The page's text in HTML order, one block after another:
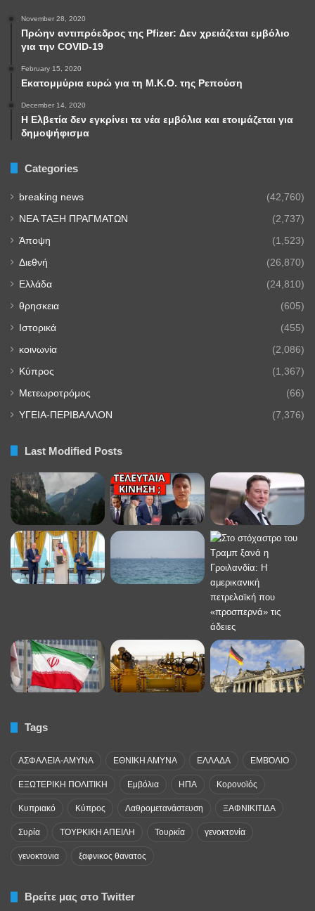
November 28, 2020
Πρώην αντιπρόεδρος της Pfizer: Δεν χρειάζεται εμβόλιο
για την COVID-19
February 15, 2020
Εκατομμύρια ευρώ για τη Μ.Κ.Ο. της Ρεπούση
December 14, 2020
Η Ελβετία δεν εγκρίνει τα νέα εμβόλια και ετοιμάζεται για
δημοψήφισμα
Categories
breaking news (42,760)
NEA TAΞΗ ΠΡΑΓΜΑΤΩΝ (2,737)
Άποψη (1,523)
Διεθνή (26,870)
Ελλάδα (24,810)
θρησκεια (605)
Ιστορικά (455)
κοινωνία (2,086)
Κύπρος (1,367)
Μετεωροτρόμος (66)
ΥΓΕΙΑ-ΠΕΡΙΒΑΛΛΟΝ (7,376)
Last Modified Posts
Tags
ΑΣΦΑΛΕΙΑ-ΑΜΥΝΑ ΕΘΝΙΚΗ ΑΜΥΝΑ ΕΛΛΑΔΑ ΕΜΒΌΛΙΟ
ΕΞΩΤΕΡΙΚΗ ΠΟΛΙΤΙΚΗ Εμβόλια ΗΠΑ Κορονοϊός
Κυπριακό Κύπρος Λαθρομετανάστευση ΞΑΦΝΙΚΙΤΙΔΑ
Συρία ΤΟΥΡΚΙΚΗ ΑΠΕΙΛΗ Τουρκία γενοκτονία
γενοκτονια ξαφνικος θανατος
Βρείτε μας στο Twitter